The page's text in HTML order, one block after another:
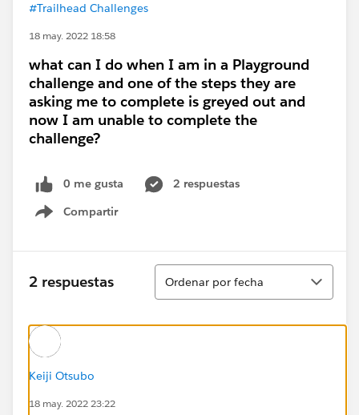
#Trailhead Challenges
18 may. 2022 18:58
what can I do when I am in a Playground
challenge and one of the steps they are
asking me to complete is greyed out and
now I am unable to complete the
challenge?
0 me gusta
2 respuestas
Compartir
Show menu
2 respuestas
Ordenar
Ordenar por fecha
Keiji Otsubo
18 may. 2022 23:22